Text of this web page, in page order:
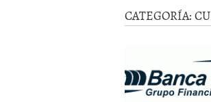
CATEGORÍA: